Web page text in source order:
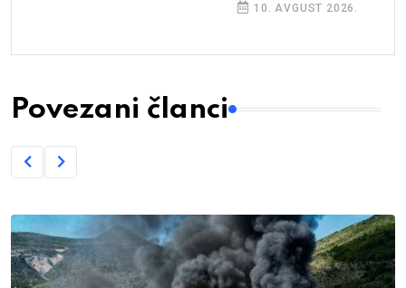
10. AVGUST 2026.
Povezani članci